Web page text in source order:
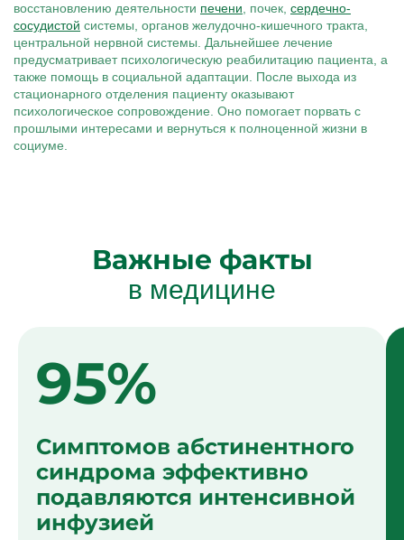
восстановлению деятельности печени , почек, сердечно-
сосудистой системы, органов желудочно-кишечного тракта,
центральной нервной системы. Дальнейшее лечение
предусматривает психологическую реабилитацию пациента, а
также помощь в социальной адаптации. После выхода из
стационарного отделения пациенту оказывают
психологическое сопровождение. Оно помогает порвать с
прошлыми интересами и вернуться к полноценной жизни в
социуме.
Важные факты
в медицине
95%
Симптомов абстинентного
синдрома эффективно
подавляются интенсивной
инфузией